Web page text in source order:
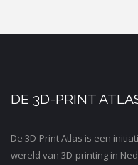
DE 3D-PRINT
De 3D-Print Atlas is een
wereld van 3D-printing in